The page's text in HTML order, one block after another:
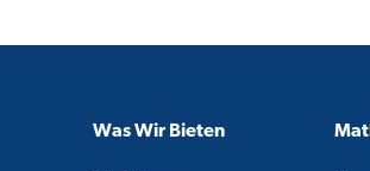
Was Wir Bieten